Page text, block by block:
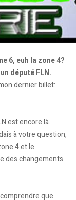
6, euh la zone 4?
député FLN.
dernier billet:
est encore là.
à votre question,
4 et le
des changements
que